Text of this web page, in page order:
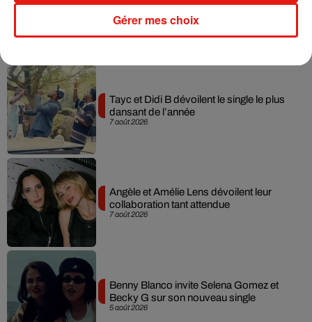
Madonna sort enfin le remix de « Love
Sensation » avec Kylie Minogue
7 août 2026
Tayc et Didi B dévoilent le single le plus
dansant de l’année
7 août 2026
Angèle et Amélie Lens dévoilent leur
collaboration tant attendue
5 août 2026
Benny Blanco invite Selena Gomez et
Becky G sur son nouveau single
Gérer mes choix